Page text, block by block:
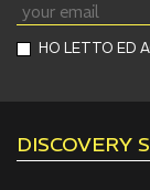
HO LETTO ED
DISCOVERY